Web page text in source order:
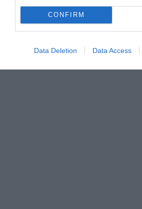
CONFIRM
Data Deletion Data Access